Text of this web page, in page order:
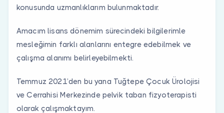
konusunda uzmanlıklarım bulunmaktadır.
Amacım lisans dönemim sürecindeki bilgilerimle
mesleğimin farklı alanlarını entegre edebilmek ve
çalışma alanımı belirleyebilmekti.
Temmuz 2021’den bu yana Tuğtepe Çocuk Ürolojisi
ve Cerrahisi Merkezinde pelvik taban fizyoterapisti
olarak çalışmaktayım.